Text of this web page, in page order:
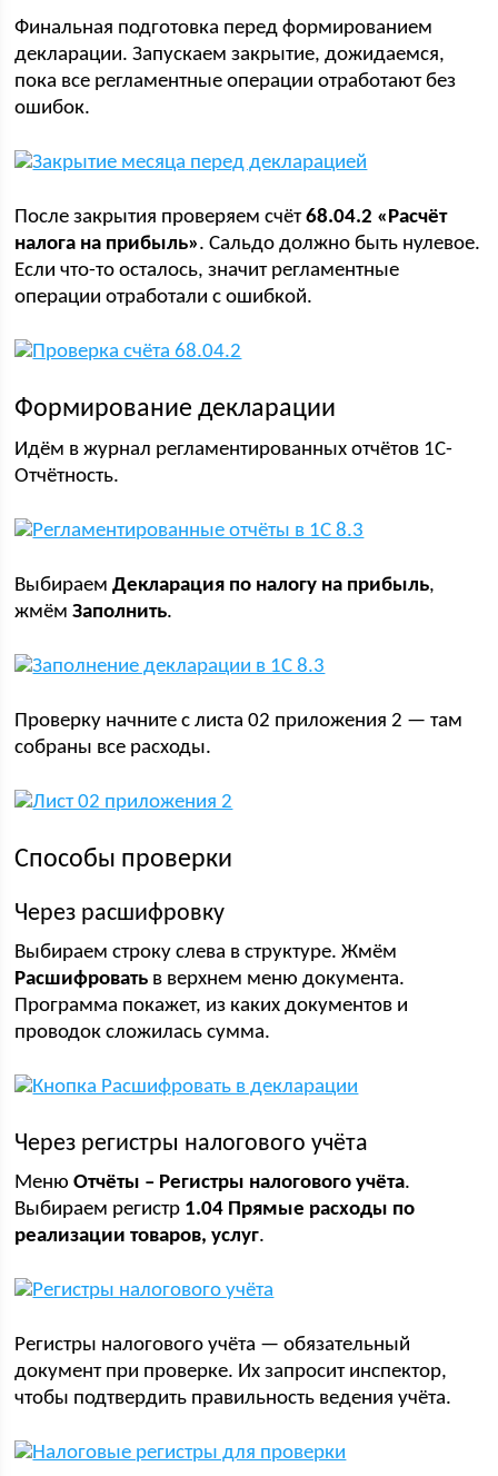
Финальная подготовка перед формированием
декларации. Запускаем закрытие, дожидаемся,
пока все регламентные операции отработают без
ошибок.
После закрытия проверяем счёт68.04.2 «Расчёт
налога на прибыль». Сальдо должно быть нулевое.
Если что-то осталось, значит регламентные
операции отработали с ошибкой.
Формирование декларации
Идём в журнал регламентированных отчётов 1С-
Отчётность.
ВыбираемДекларация по налогу на прибыль,
жмёмЗаполнить.
Проверку начните с листа 02 приложения 2 — там
собраны все расходы.
Способы проверки
Через расшифровку
Выбираем строку слева в структуре. Жмём
Расшифровать в верхнем меню документа.
Программа покажет, из каких документов и
проводок сложилась сумма.
Через регистры налогового учёта
МенюОтчёты – Регистры налогового учёта.
Выбираем регистр 1.04 Прямые расходы по
реализации товаров, услуг.
Регистры налогового учёта — обязательный
документ при проверке. Их запросит инспектор,
чтобы подтвердить правильность ведения учёта.